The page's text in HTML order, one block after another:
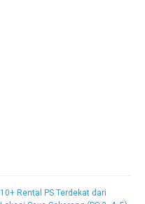
10+ Rental PS Terdekat dari